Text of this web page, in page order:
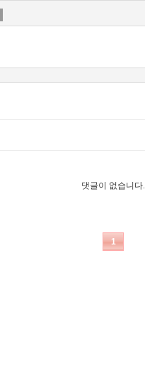
댓글이 없습니다.
1